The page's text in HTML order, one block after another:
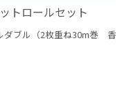
トロールセット
ダブル（2枚重ね30m巻 香